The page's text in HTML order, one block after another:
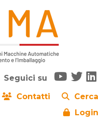
Seguici su
Contatti
Cerca
Login